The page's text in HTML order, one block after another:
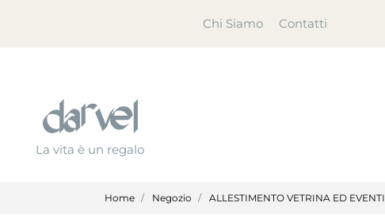
Chi Siamo Contatti
La vita è un regalo
Home Negozio ALLESTIMENTO VETRINA ED EVENTI